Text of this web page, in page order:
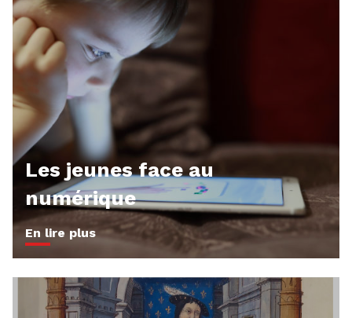
Les jeunes face au
numérique
En lire plus